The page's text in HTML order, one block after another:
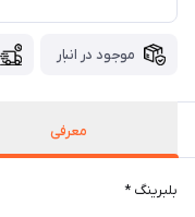
موجود در انبار
معرفی
بلبرینگ *